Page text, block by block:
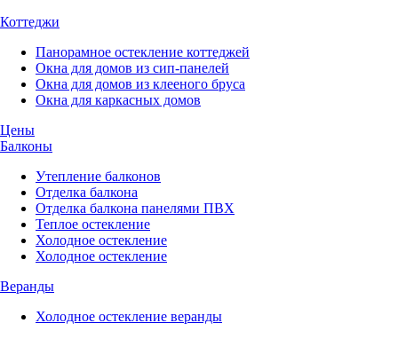
Коттеджи
Панорамное остекление коттеджей
Окна для домов из сип-панелей
Окна для домов из клееного бруса
Окна для каркасных домов
Цены
Балконы
Утепление балконов
Отделка балкона
Отделка балкона панелями ПВХ
Теплое остекление
Холодное остекление
Холодное остекление
Веранды
Холодное остекление веранды